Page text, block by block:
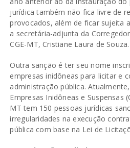
jurídica também não fica livre de
provocados, além de ficar sujeita
a secretária-adjunta da
CGE-MT, Cristiane Laura de Souza.
Outra sanção é ter seu nome
empresas inidôneas para licitar e
administração pública.
Empresas Inidôneas e Suspensas
MT tem 150 pessoas jurídicas
irregularidades na execução
pública com base na Lei de